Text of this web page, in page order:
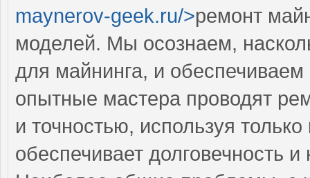
maynerov-geek.ru/>ремонт
моделей. Мы осознаем,
для майнинга, и
опытные мастера проводят
и точностью, используя
обеспечивает долговечность